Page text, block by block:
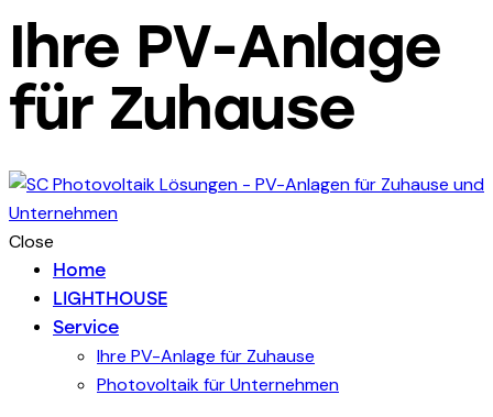
Ihre PV-Anlage
für Zuhause
Close
Home
LIGHTHOUSE
Service
Ihre PV-Anlage für Zuhause
Photovoltaik für Unternehmen